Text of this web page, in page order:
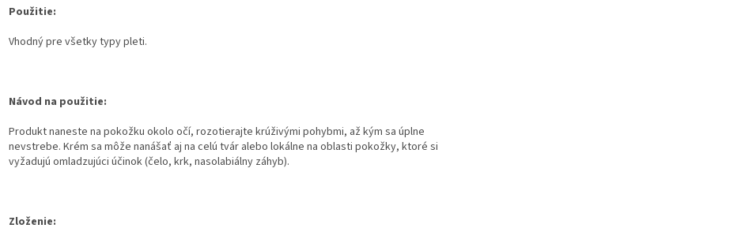
Použitie:
Vhodný pre všetky typy pleti.
Návod na použitie:
Produkt naneste na pokožku okolo očí, rozotierajte krúživými pohybmi, až kým sa úplne
nevstrebe. Krém sa môže nanášať aj na celú tvár alebo lokálne na oblasti pokožky, ktoré si
vyžadujú omladzujúci účinok (čelo, krk, nasolabiálny záhyb).
Zloženie: